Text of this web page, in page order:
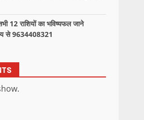
12 राशियों का भविष्यफल जाने
से 9634408321